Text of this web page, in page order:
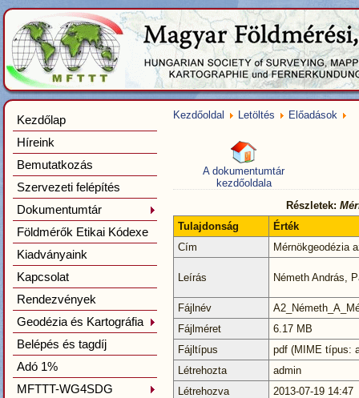
Kezdőlap
Híreink
Bemutatkozás
Szervezeti felépítés
Dokumentumtár
Földmérők Etikai Kódexe
Kiadványaink
Kapcsolat
Rendezvények
Geodézia és Kartográfia
Belépés és tagdíj
Adó 1%
MFTTT-WG4SDG
Kezdőoldal Letöltés Előadások
A dokumentumtár
kezdőoldala
Részletek:
Tulajdonság
Érték
Cím
Mérnökgeodézia
Leírás Németh András,
Fájlnév
Fájlméret
6.17 MB
Fájltípus
pdf (MIME típus:
Létrehozta
admin
Létrehozva
2013-07-19 14:47